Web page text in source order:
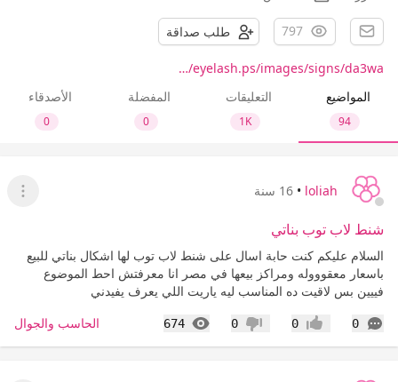
797 طلب صداقة
eyelash.ps/images/signs/da3wa/…
المواضيع
94
التعليقات
1K
المفضلة
0
الأصدقاء
0
loliah
• 16 سنة
عرض
شنط لاب توب بناتي
السلام عليكم كنت حابة اسال على شنط لاب توب لها اشكال بناتي للبيع
باسعار معقوووله ومراكز بيعها في مصر انا معرفتش احط الموضوع
فييين بس لاقيت ده المناسب ليه ياريت اللي يعرف يفيدني
0
التعليقات إعجاب0 عدم إعجاب
0
674
المشاهدات الحاسب والجوال